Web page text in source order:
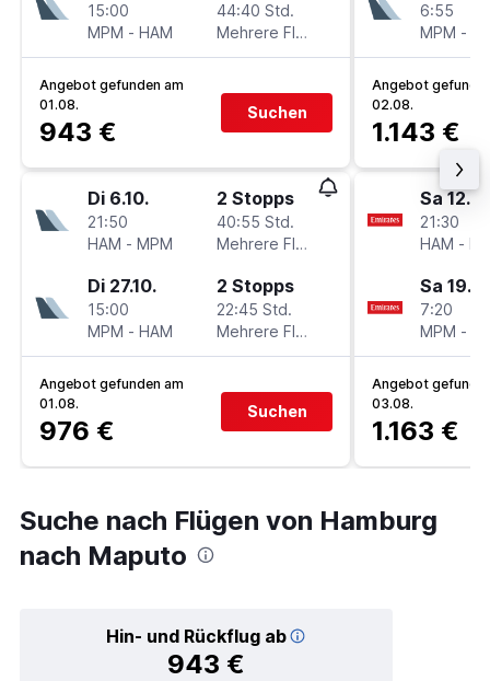
15:00
MPM - HAM
44:40 Std.
Mehrere Fluglinien
Angebot gefunden am
01.08.
943 €
Suchen
Di 6.10.
21:50
HAM - MPM
2 Stopps
40:55 Std.
Mehrere Fluglinien
Di 27.10.
15:00
MPM - HAM
2 Stopps
22:45 Std.
Mehrere Fluglinien
Angebot gefunden am
01.08.
976 €
Suchen
6:55
MPM -
Angebot
02.08.
1.143 €
Sa 12.9.
21:30
HAM -
Sa 19.9.
7:20
MPM -
Angebot
03.08.
1.163 €
Suche nach Flügen von Hamburg
nach Maputo
Hin- und Rückflug ab
943 €